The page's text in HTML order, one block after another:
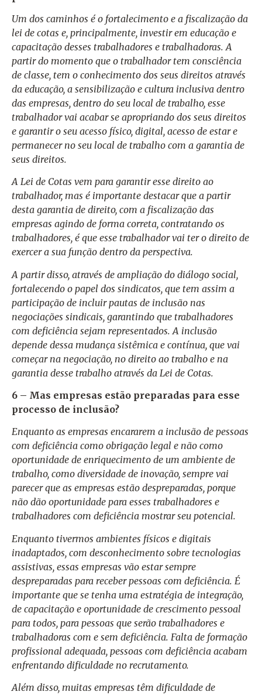
Um dos caminhos é o fortalecimento e a fiscalização da
lei de cotas e, principalmente, investir em educação e
capacitação desses trabalhadores e trabalhadoras. A
partir do momento que o trabalhador tem consciência
de classe, tem o conhecimento dos seus direitos através
da educação, a sensibilização e cultura inclusiva dentro
das empresas, dentro do seu local de trabalho, esse
trabalhador vai acabar se apropriando dos seus direitos
e garantir o seu acesso físico, digital, acesso de estar e
permanecer no seu local de trabalho com a garantia de
seus direitos.
A Lei de Cotas vem para garantir esse direito ao
trabalhador, mas é importante destacar que a partir
desta garantia de direito, com a fiscalização das
empresas agindo de forma correta, contratando os
trabalhadores, é que esse trabalhador vai ter o direito de
exercer a sua função dentro da perspectiva.
A partir disso, através de ampliação do diálogo social,
fortalecendo o papel dos sindicatos, que tem assim a
participação de incluir pautas de inclusão nas
negociações sindicais, garantindo que trabalhadores
com deficiência sejam representados. A inclusão
depende dessa mudança sistêmica e contínua, que vai
começar na negociação, no direito ao trabalho e na
garantia desse trabalho através da Lei de Cotas.
6 – Mas empresas estão preparadas para esse
processo de inclusão?
Enquanto as empresas encararem a inclusão de pessoas
com deficiência como obrigação legal e não como
oportunidade de enriquecimento de um ambiente de
trabalho, como diversidade de inovação, sempre vai
parecer que as empresas estão despreparadas, porque
não dão oportunidade para esses trabalhadores e
trabalhadores com deficiência mostrar seu potencial.
Enquanto tivermos ambientes físicos e digitais
inadaptados, com desconhecimento sobre tecnologias
assistivas, essas empresas vão estar sempre
despreparadas para receber pessoas com deficiência. É
importante que se tenha uma estratégia de integração,
de capacitação e oportunidade de crescimento pessoal
para todos, para pessoas que serão trabalhadores e
trabalhadoras com e sem deficiência. Falta de formação
profissional adequada, pessoas com deficiência acabam
enfrentando dificuldade no recrutamento.
Além disso, muitas empresas têm dificuldade de